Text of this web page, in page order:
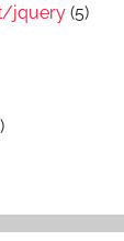
jquery (5)